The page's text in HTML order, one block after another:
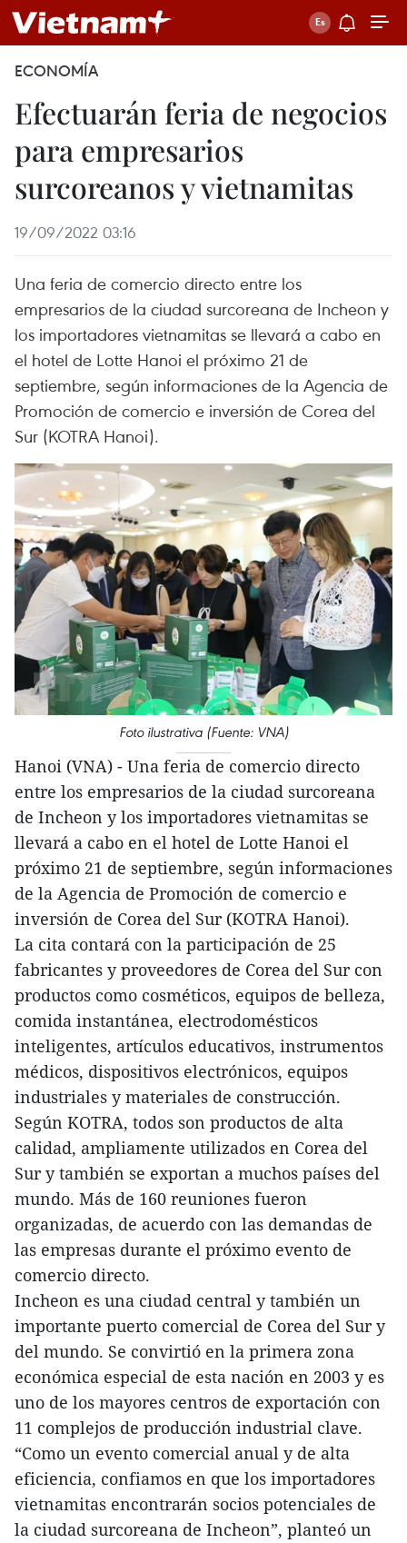
ECONOMÍA
Efectuarán feria de negocios
para empresarios
surcoreanos y vietnamitas
19/09/2022 03:16
Una feria de comercio directo entre los
empresarios de la ciudad surcoreana de Incheon y
los importadores vietnamitas se llevará a cabo en
el hotel de Lotte Hanoi el próximo 21 de
septiembre, según informaciones de la Agencia de
Promoción de comercio e inversión de Corea del
Sur (KOTRA Hanoi).
Foto ilustrativa (Fuente: VNA)
Hanoi (VNA) - Una feria de comercio directo
entre los empresarios de la ciudad surcoreana
de Incheon y los importadores vietnamitas se
llevará a cabo en el hotel de Lotte Hanoi el
próximo 21 de septiembre, según informaciones
de la Agencia de Promoción de comercio e
inversión de Corea del Sur (KOTRA Hanoi).
La cita contará con la participación de 25
fabricantes y proveedores de Corea del Sur con
productos como cosméticos, equipos de belleza,
comida instantánea, electrodomésticos
inteligentes, artículos educativos, instrumentos
médicos, dispositivos electrónicos, equipos
industriales y materiales de construcción.
Según KOTRA, todos son productos de alta
calidad, ampliamente utilizados en Corea del
Sur y también se exportan a muchos países del
mundo. Más de 160 reuniones fueron
organizadas, de acuerdo con las demandas de
las empresas durante el próximo evento de
comercio directo.
Incheon es una ciudad central y también un
importante puerto comercial de Corea del Sur y
del mundo. Se convirtió en la primera zona
económica especial de esta nación en 2003 y es
uno de los mayores centros de exportación con
11 complejos de producción industrial clave.
“Como un evento comercial anual y de alta
eficiencia, confiamos en que los importadores
vietnamitas encontrarán socios potenciales de
la ciudad surcoreana de Incheon”, planteó un